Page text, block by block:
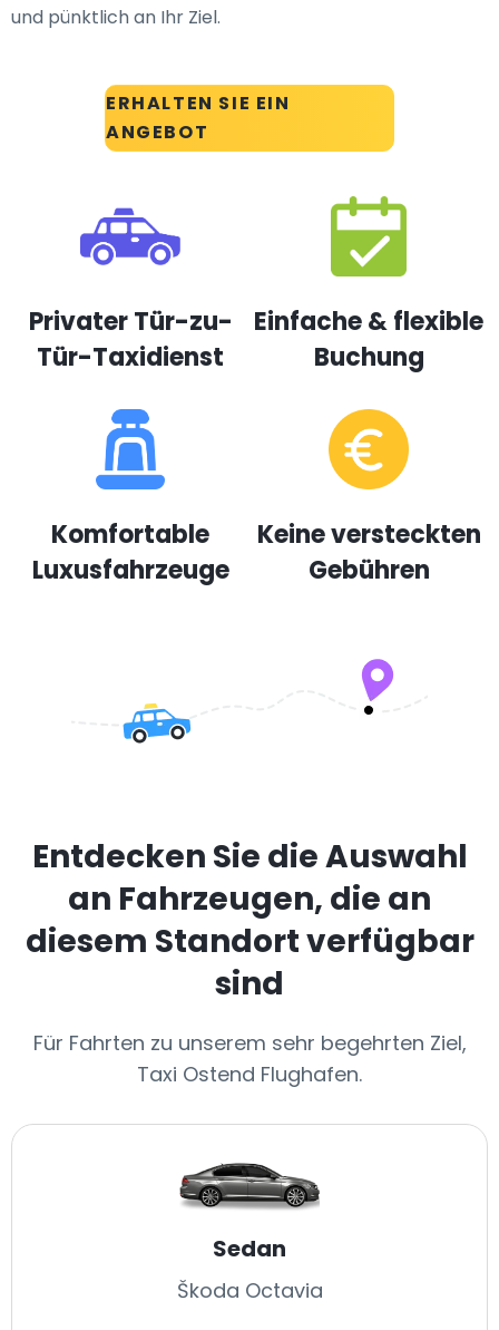
ERHALTEN SIE EIN
ANGEBOT
und pünktlich an Ihr Ziel.
Privater Tür-zu-
Tür-Taxidienst
Einfache & flexible
Buchung
Komfortable
Luxusfahrzeuge
Keine versteckten
Gebühren
Entdecken Sie die Auswahl
an Fahrzeugen, die an
diesem Standort verfügbar
sind
Für Fahrten zu unserem sehr begehrten Ziel,
Taxi Ostend Flughafen.
Sedan
Škoda Octavia